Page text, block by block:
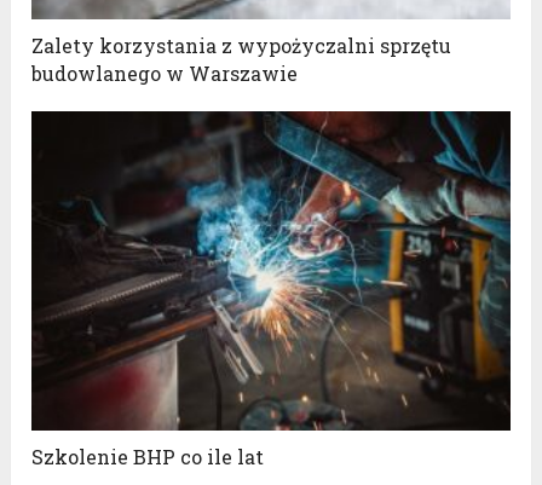
Zalety korzystania z wypożyczalni sprzętu
budowlanego w Warszawie
Szkolenie BHP co ile lat